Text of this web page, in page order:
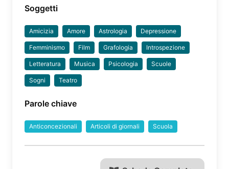
Soggetti
Amicizia Amore Astrologia Depressione
Femminismo Film Grafologia Introspezione
Letteratura Musica Psicologia Scuole
Sogni Teatro
Parole chiave
Anticoncezionali Articoli di giornali Scuola